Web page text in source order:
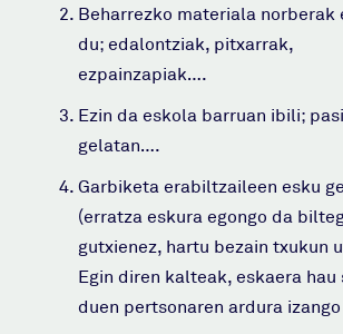
Beharrezko materiala norberak
du; edalontziak, pitxarrak,
ezpainzapiak….
Ezin da eskola barruan ibili;
gelatan….
Garbiketa erabiltzaileen esku
(erratza eskura egongo da
gutxienez, hartu bezain txukun
Egin diren kalteak, eskaera hau
duen pertsonaren ardura